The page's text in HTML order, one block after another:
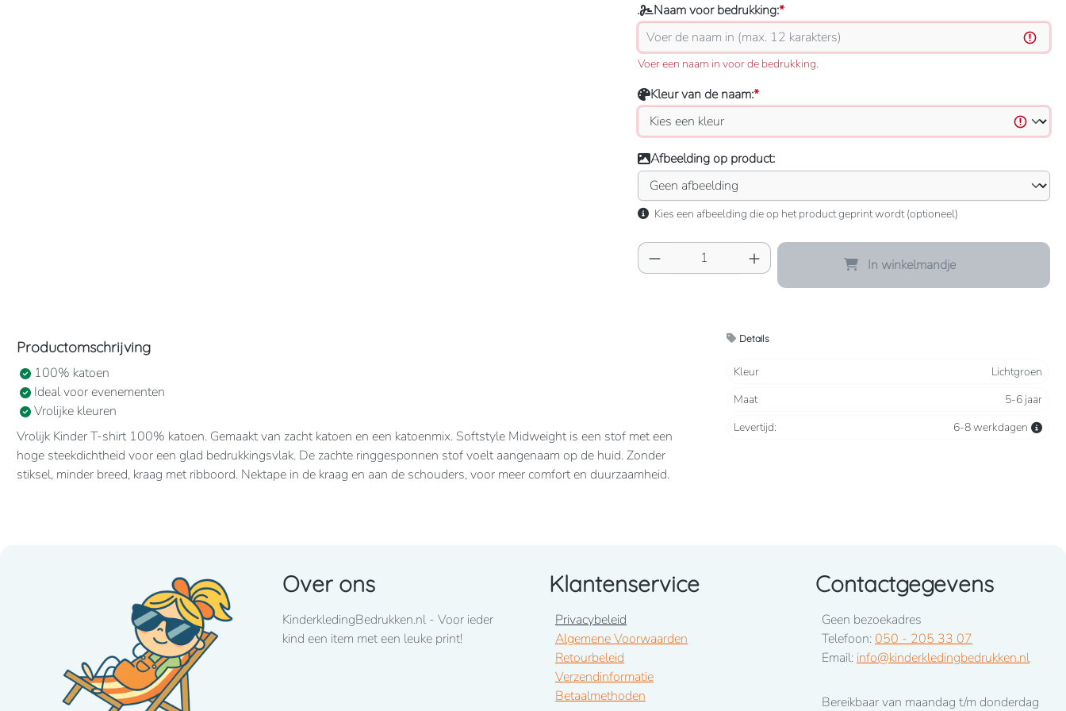
Naam voor bedrukking:*
Voer een naam in voor de bedrukking.
Kleur van de naam:*
Afbeelding op product:
Kies een afbeelding die op het product geprint wordt (optioneel)
Producthoeveelheid: Voer de gewenste
In winkelmandje
Productomschrijving
100% katoen
Ideal voor evenementen
Vrolijke kleuren
Vrolijk Kinder T-shirt 100% katoen. Gemaakt van zacht katoen en een katoenmix. Softstyle Midweight is een stof met een
hoge steekdichtheid voor een glad bedrukkingsvlak. De zachte ringgesponnen stof voelt aangenaam op de huid. Zonder
stiksel, minder breed, kraag met ribboord. Nektape in de kraag en aan de schouders, voor meer comfort en duurzaamheid.
Details
Kleur
Lichtgroen
Maat
5-6 jaar
Levertijd:
6-8 werkdagen
Over ons
KinderkledingBedrukken.nl - Voor ieder
kind een item met een leuke print!
Klantenservice
Privacybeleid
Algemene Voorwaarden
Retourbeleid
Verzendinformatie
Betaalmethoden
Contactgegevens
Geen bezoekadres
Telefoon: 050 - 205 33 07
Email: info@kinderkledingbedrukken.nl
Bereikbaar van maandag t/m donderdag